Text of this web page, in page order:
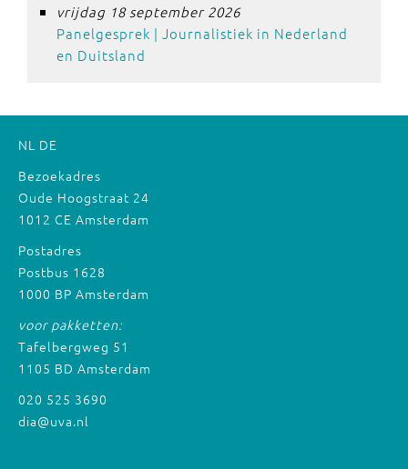
vrijdag 18 september 2026
Panelgesprek | Journalistiek in Nederland
en Duitsland
NL DE
Bezoekadres
Oude Hoogstraat 24
1012 CE Amsterdam
Postadres
Postbus 1628
1000 BP Amsterdam
voor pakketten:
Tafelbergweg 51
1105 BD Amsterdam
020 525 3690
dia@uva.nl